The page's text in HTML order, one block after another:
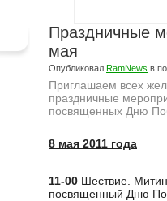
Праздничные
мая
Опубликовал RamNews в
Приглашаем всех
праздничные
посвященных Дню
8 мая 2011 года
11-00 Шествие.
посвященный Дню